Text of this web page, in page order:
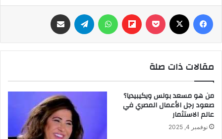
فيسبوك ‫Pocket
Flipboard واتساب تيلقرام
مقالات ذات صلة
من هو مسعد بولس ويكيبيديا؟
صعود رجل الأعمال المصري في
عالم الاستثمار
نوفمبر 4, 2025